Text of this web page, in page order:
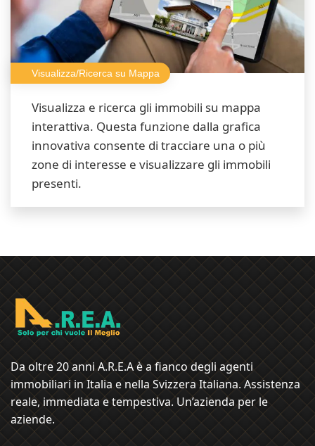
Visualizza/Ricerca su Mappa
Visualizza e ricerca gli immobili su mappa
interattiva. Questa funzione dalla grafica
innovativa consente di tracciare una o più
zone di interesse e visualizzare gli immobili
presenti.
Da oltre 20 anni A.R.E.A è a fianco degli agenti
immobiliari in Italia e nella Svizzera Italiana. Assistenza
reale, immediata e tempestiva. Un’azienda per le
aziende.